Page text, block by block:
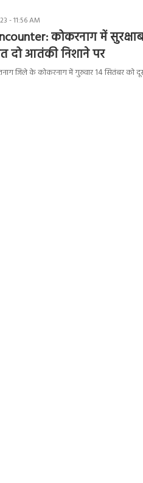
- 11:56 AM
कोकरनाग में
दो आतंकी निशाने पर
जिले के कोकरनाग में गुरुवार 14 सितंबर को